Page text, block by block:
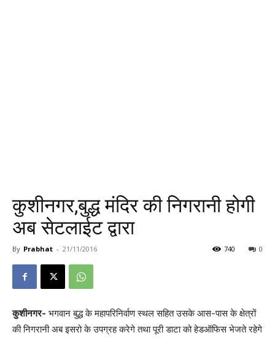
कुशीनगर,बुद्ध मंदिर की निगरानी होगी
अब सेटलाईट द्वारा
By Prabhat - 21/11/2016 0
740
कुशीनगर- भगवान बुद्ध के महापरिनिर्वाण स्थल सहित उसके आस-पास के क्षेत्रों
की निगरानी अब इसरो के उपग्रह करेगे तथा पूरी डाटा को हेडऑफिस भेजते रहेगे